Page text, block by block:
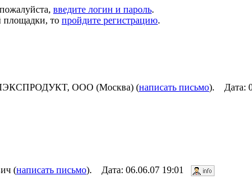
введите логин и пароль.
площадки, то пройдите регистрацию.
ООО (Москва) (написать письмо). Дата:
(написать письмо). Дата: 06.06.07 19:01